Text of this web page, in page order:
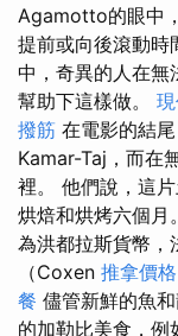
Agamotto的眼中
提前或向後滾動時
中，奇異的人在
幫助下這樣做。
撥筋 在電影的結
Kamar-Taj，而在
裡。 他們說，這
烘焙和烘烤六個月
為洪都拉斯貨幣，
（Coxen 推拿價格
餐 儘管新鮮的魚
的加勒比美食，例